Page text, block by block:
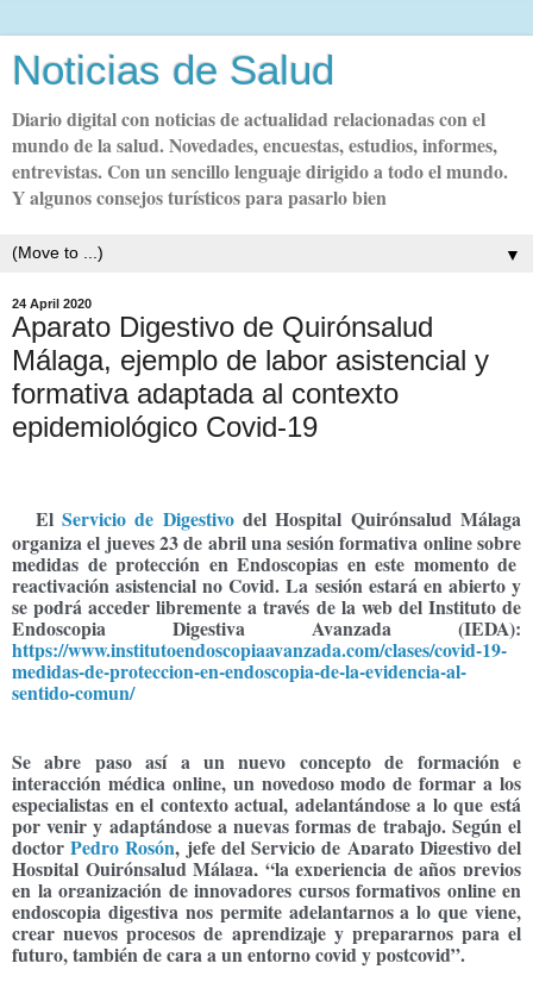
Noticias de Salud
Diario digital con noticias de actualidad relacionadas con el
mundo de la salud. Novedades, encuestas, estudios, informes,
entrevistas. Con un sencillo lenguaje dirigido a todo el mundo.
Y algunos consejos turísticos para pasarlo bien
▼
24 April 2020
Aparato Digestivo de Quirónsalud
Málaga, ejemplo de labor asistencial y
formativa adaptada al contexto
epidemiológico Covid-19
ElServicio de Digestivodel Hospital Quirónsalud Málaga
organiza el jueves 23 de abril unasesión formativa onlinesobre
medidas de protección en Endoscopias en este momento de
reactivación asistencial no Covid. La sesión estará en abierto y
se podrá acceder libremente a través de la web del Instituto de
Endoscopia Digestiva Avanzada (IEDA):
https://www.institutoendoscopiaavanzada.com/clases/covid-19-
medidas-de-proteccion-en-endoscopia-de-la-evidencia-al-
sentido-comun/
Se abre paso así a un nuevo concepto de formación e
interacción médica online, un novedoso modo de formar a los
especialistas en el contexto actual, adelantándose a lo que está
por venir y adaptándose a nuevas formas de trabajo. Según el
doctorPedro Rosón, jefe del Servicio de Aparato Digestivo del
Hospital Quirónsalud Málaga, “la experiencia de años previos
en la organización de innovadores cursos formativos online en
endoscopia digestiva nos permite adelantarnos a lo que viene,
crear nuevos procesos de aprendizaje y prepararnos para el
futuro, también de cara a un entorno covid y postcovid”.